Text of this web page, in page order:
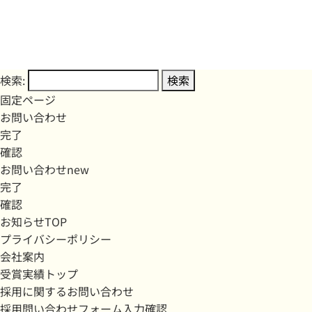
検索:
固定ページ
お問い合わせ
完了
確認
お問い合わせnew
完了
確認
お知らせTOP
プライバシーポリシー
会社案内
受賞実績トップ
採用に関するお問い合わせ
採用問い合わせフォーム入力確認